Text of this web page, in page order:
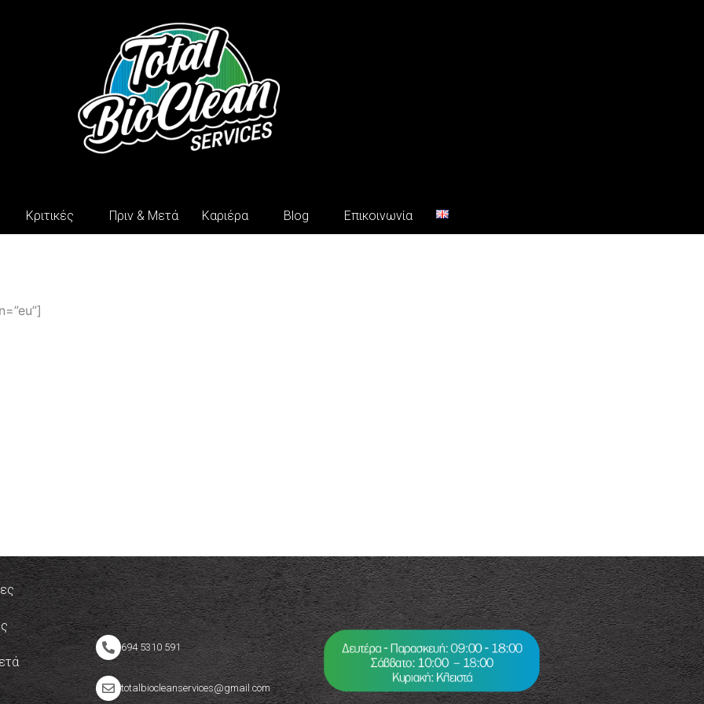
Κριτικές Πριν & Μετά Καριέρα Blog Επικοινωνία
694 5310 591​
totalbiocleanservices@gmail.com